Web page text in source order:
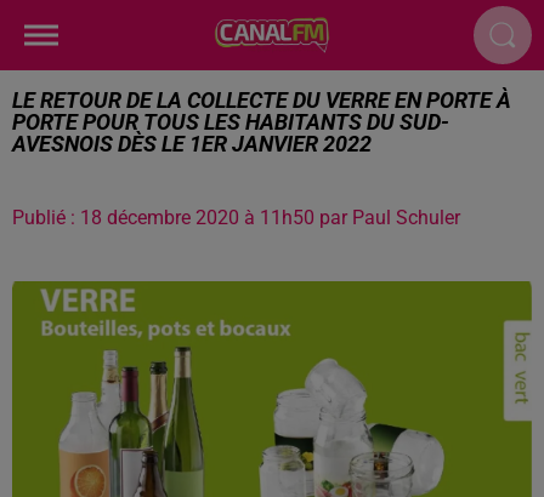
LE RETOUR DE LA COLLECTE DU VERRE EN PORTE À
PORTE POUR TOUS LES HABITANTS DU SUD-
AVESNOIS DÈS LE 1ER JANVIER 2022
Publié : 18 décembre 2020 à 11h50 par Paul Schuler